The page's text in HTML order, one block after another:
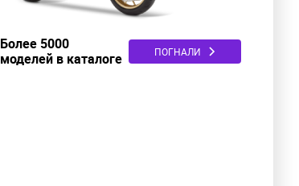
Более 5000
моделей в каталоге
ПОГНАЛИ